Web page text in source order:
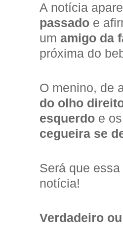
A notícia
passado e
um amigo da
próxima do
O menino, de
do olho
esquerdo e
cegueira se
Será que
notícia!
Verdadeiro